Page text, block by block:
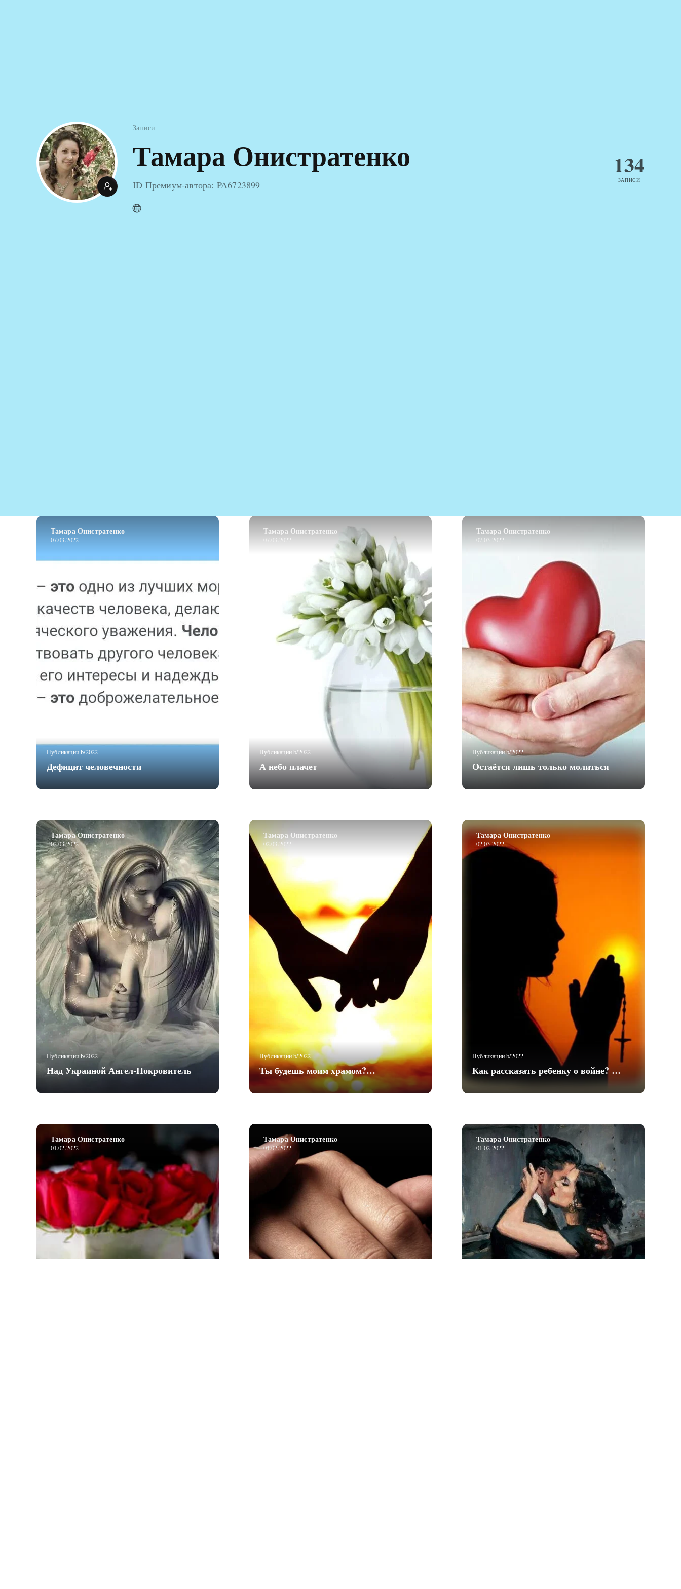
Записи
Тамара Онистратенко
ID Премиум-автора: PA6723899
134
ЗАПИСИ
Публикации b/2022
Дефицит человечности
Тамара Онистратенко
07.03.2022
Публикации b/2022
А небо плачет
Тамара Онистратенко
07.03.2022
Публикации b/2022
Остаётся лишь только молиться
Тамара Онистратенко
07.03.2022
Публикации b/2022
Над Украиной Ангел-Покровитель
Тамара Онистратенко
02.03.2022
Публикации b/2022
Ты будешь моим храмом?…
Тамара Онистратенко
02.03.2022
Публикации b/2022
Как рассказать ребенку о войне? …
Тамара Онистратенко
02.03.2022
Тамара Онистратенко
01.02.2022
Тамара Онистратенко
01.02.2022
Тамара Онистратенко
01.02.2022